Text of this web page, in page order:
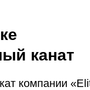
канат
компании